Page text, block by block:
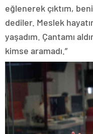
eğlenerek çıktım, beni
dediler. Meslek
yaşadım. Çantamı
kimse aramadı.”